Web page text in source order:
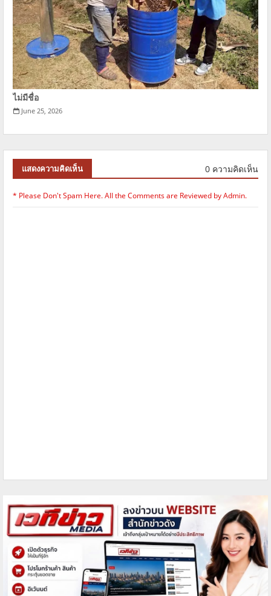
ไม่มีชื่อ
June 25, 2026
แสดงความคิดเห็น 0 ความคิดเห็น
* Please Don't Spam Here. All the Comments are Reviewed by Admin.